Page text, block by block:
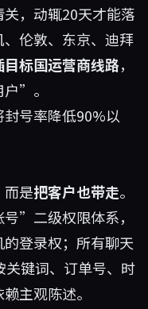
，动辄20天才能落
伦敦、东京、迪拜
标国运营商线路，
”。
号率降低90%以
而是把客户也带走。
”二级权限体系，
登录权；所有聊天
关键词、订单号、时
主观陈述。